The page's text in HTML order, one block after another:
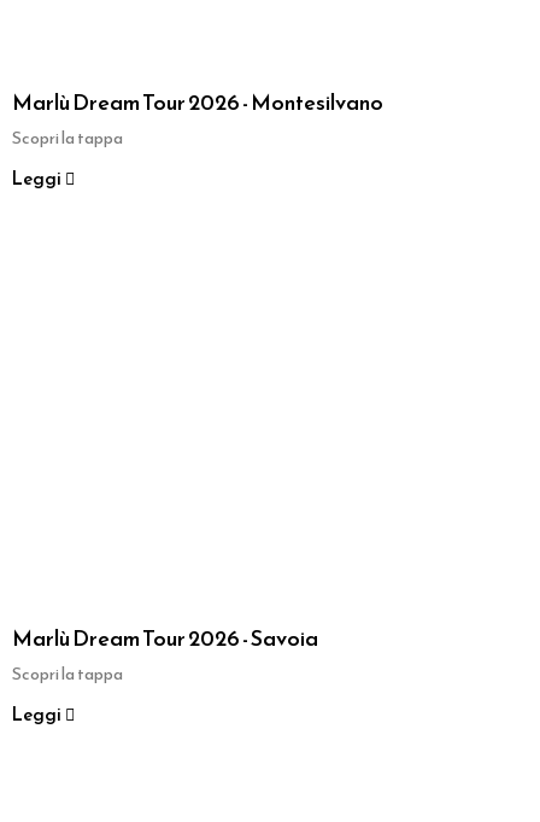
Marlù Dream Tour 2026 - Montesilvano
Scopri la tappa
Leggi
Marlù Dream Tour 2026 - Savoia
Scopri la tappa
Leggi